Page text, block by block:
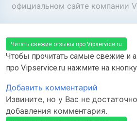
официальном сайте компании
Читать свежие отзывы про Vipservice.ru
Чтобы прочитать самые свежие и
про Vipservice.ru нажмите на
Добавить комментарий
Извините, но у Вас не
добавления комментария.